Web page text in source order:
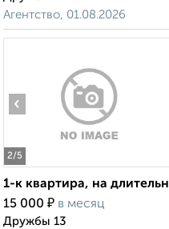
Агентство, 01.08.2026
2/5
‹
1-к квартира, на
15 000 ₽ в месяц
Дружбы 13